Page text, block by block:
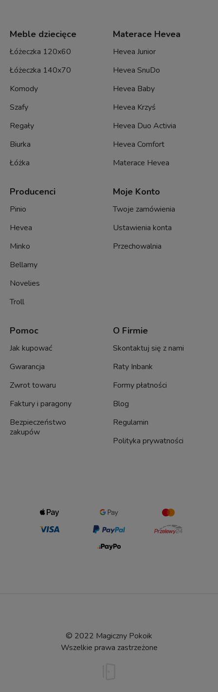
Meble dziecięce
Łóżeczka 120x60
Łóżeczka 140x70
Komody
Szafy
Regały
Biurka
Łóżka
Materace Hevea
Hevea Junior
Hevea SnuDo
Hevea Baby
Hevea Krzyś
Hevea Duo Activia
Hevea Comfort
Materace Hevea
Producenci
Pinio
Hevea
Minko
Bellamy
Novelies
Troll
Moje Konto
Twoje zamówienia
Ustawienia konta
Przechowalnia
Pomoc
Jak kupować
Gwarancja
Zwrot towaru
Faktury i paragony
Bezpieczeństwo
zakupów
O Firmie
Skontaktuj się z nami
Raty Inbank
Formy płatności
Blog
Regulamin
Polityka prywatności
© 2022 Magiczny Pokoik
Wszelkie prawa zastrzeżone